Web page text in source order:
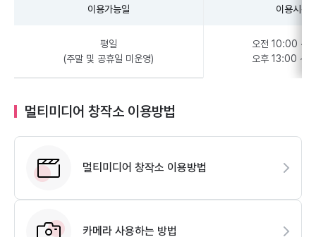
이용가능일 이용시간
평일
(주말 및 공휴일 미운영)
오전 10:00 ~
오후 13:00 ~
멀티미디어 창작소 이용방법
멀티미디어 창작소 이용방법
카메라 사용하는 방법